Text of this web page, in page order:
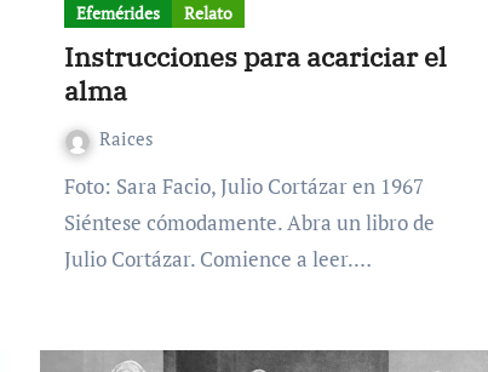
Efemérides Relato
Instrucciones para acariciar el
alma
Raices
Foto: Sara Facio, Julio Cortázar en 1967
Siéntese cómodamente. Abra un libro de
Julio Cortázar. Comience a leer.…